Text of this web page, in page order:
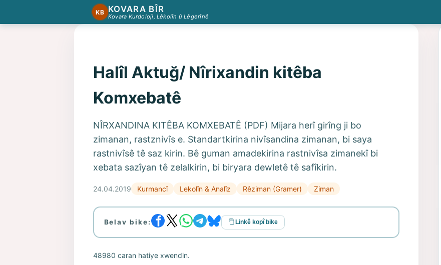
KB KOVARA BÎR
Kovara Kurdoloji, Lêkolîn û Lêgerînê
Halîl Aktuğ/ Nîrixandin kitêba
Komxebatê
NÎRXANDINA KITÊBA KOMXEBATÊ (PDF) Mijara herî girîng ji bo
zimanan, rastznivîs e. Standartkirina nivîsandina zimanan, bi saya
rastnivîsê tê saz kirin. Bê guman amadekirina rastnivîsa zimanekî bi
xebata sazîyan tê zelalkirin, bi biryara dewletê tê safîkirin.
24.04.2019 Kurmancî Lekolîn & Analîz Rêziman (Gramer) Ziman
Belav bike: Linkê kopî bike
48980 caran hatiye xwendin.